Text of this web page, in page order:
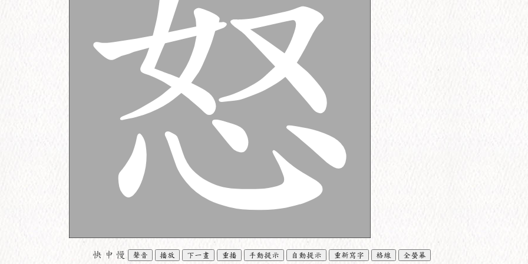
快 中 慢 聲音 播放 下一畫 重播 手動提示 自動提示 重新寫字 格線 全螢幕